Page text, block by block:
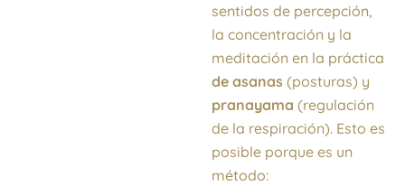
sentidos de percepción,
la concentración y la
meditación en la práctica
de asanas (posturas) y
pranayama (regulación
de la respiración). Esto es
posible porque es un
método: